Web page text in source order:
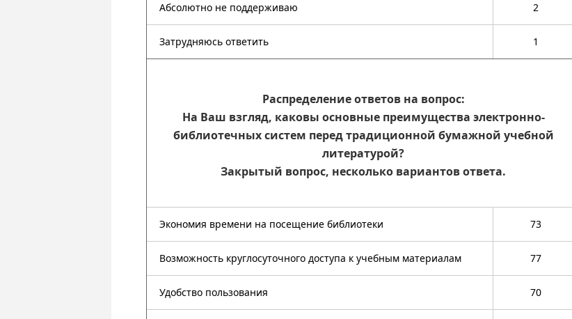
Абсолютно не поддерживаю 2
Затрудняюсь ответить 1
Распределение ответов на вопрос:
На Ваш взгляд, каковы основные преимущества электронно-
библиотечных систем перед традиционной бумажной учебной
литературой?
Закрытый вопрос, несколько вариантов ответа.
Экономия времени на посещение библиотеки 73
Возможность круглосуточного доступа к учебным материалам 77
Удобство пользования 70